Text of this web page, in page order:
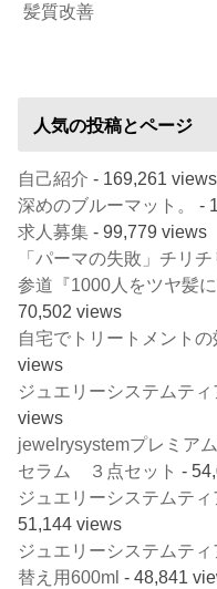
髪質改善
人気の投稿とページ
自己紹介 - 169,261 views
深めのブルーマット。
-
求人募集 - 99,779 views
「パーマの失敗」チリ
参道『1000人をツヤ髪
70,502 views
自宅でトリートメント
views
ジュエリーシステムテ
views
jewelrysystemプレミア
セラム ３点セット -
ジュエリーシステムテ
51,144 views
ジュエリーシステムテ
替え用600ml - 48,841